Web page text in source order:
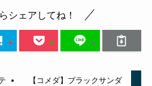
シェアしてね！
【コメダ】ブラックサンダ